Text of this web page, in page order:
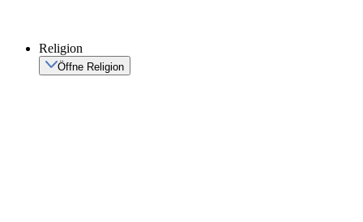
Religion
Öffne Religion